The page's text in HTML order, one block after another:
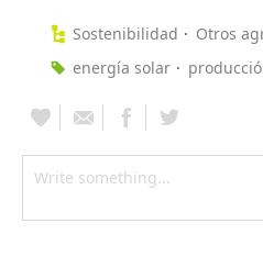
Sostenibilidad
Otros
energía solar